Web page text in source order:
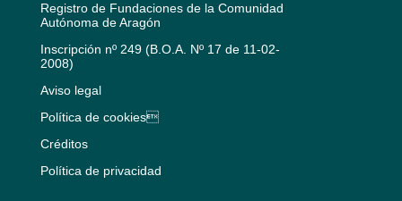
Registro de Fundaciones de la Comunidad
Autónoma de Aragón
Inscripción nº 249 (B.O.A. Nº 17 de 11-02-
2008)
Aviso legal
Política de cookies
Créditos
Política de privacidad